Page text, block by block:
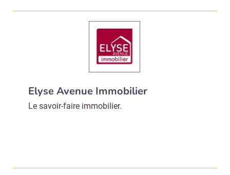
Elyse Avenue Immobilier
Le savoir-faire immobilier.